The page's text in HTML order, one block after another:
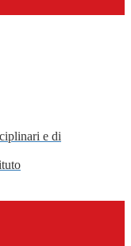
e di